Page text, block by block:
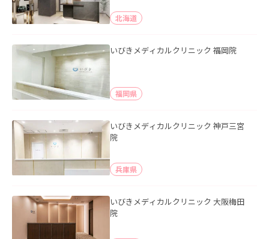
北海道
いびきメディカルクリニック 福岡院
福岡県
いびきメディカルクリニック 神戸三宮
院
兵庫県
いびきメディカルクリニック 大阪梅田
院